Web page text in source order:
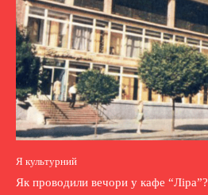
Я культурний
Як проводили вечори у кафе “Ліра”?